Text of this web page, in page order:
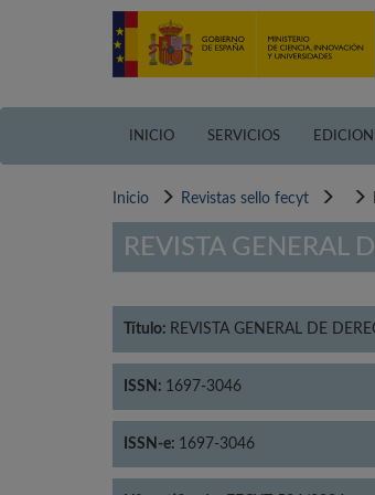
INICIO SERVICIOS
Inicio Revistas sello fecyt
REVISTA GENERAL
Título: REVISTA GENERAL DE
ISSN: 1697-3046
ISSN-e: 1697-3046